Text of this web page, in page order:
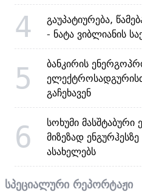
4
გაუპატიურება,
- ნატა ვიბლიანის
5
ბანკირის
გაჩეხავენ
6
სოხუმი
მიზეზად
ასახელებს
სპეციალური რეპორტაჟი